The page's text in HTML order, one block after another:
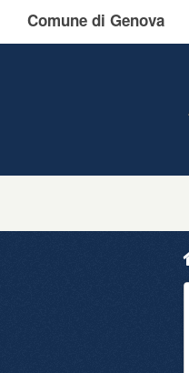
Comune di Genova